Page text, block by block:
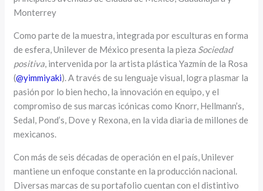
Monterrey
Como parte de la muestra, integrada por esculturas en forma
de esfera, Unilever de México presenta la pieza Sociedad
positiva, intervenida por la artista plástica Yazmín de la Rosa
(@yimmiyaki). A través de su lenguaje visual, logra plasmar la
pasión por lo bien hecho, la innovación en equipo, y el
compromiso de sus marcas icónicas como Knorr, Hellmann’s,
Sedal, Pond’s, Dove y Rexona, en la vida diaria de millones de
mexicanos.
Con más de seis décadas de operación en el país, Unilever
mantiene un enfoque constante en la producción nacional.
Diversas marcas de su portafolio cuentan con el distintivo